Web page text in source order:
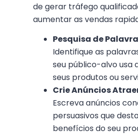
de gerar tráfego
aumentar as vendas
Pesquisa de
Identifique as
seu público-alvo usa
seus produtos ou
Crie Anúncios
Escreva anúncios
persuasivos que
benefícios do seu